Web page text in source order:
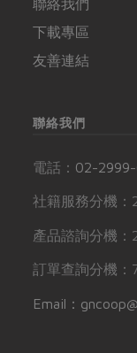
下載專區
友善連結
聯絡我們
電話： 02-2999-
社籍服務分機：
產品諮詢分機：
訂單查詢分機：
Email：